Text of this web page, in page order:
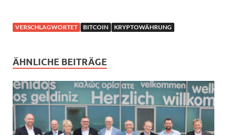
VERSCHLAGWORTET BITCOIN KRYPTOWÄHRUNG
ÄHNLICHE BEITRÄGE